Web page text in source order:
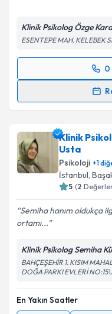
Klinik Psikolog Özge
ESENTEPE MAH. KELEBEK
0
Randevu
için bir takvim
bilgilendireceğiz.
E-posta Adresiniz
kapsamda
Klinik
Usta
Psikoloji +1
İstanbul,
5 (2
Semiha hanım oldukça
ortamı...
Klinik Psikolog Semiha
BAHÇEŞEHİR 1. KISIM
DOĞA PARKI EVLERİ
En Yakın Saatler